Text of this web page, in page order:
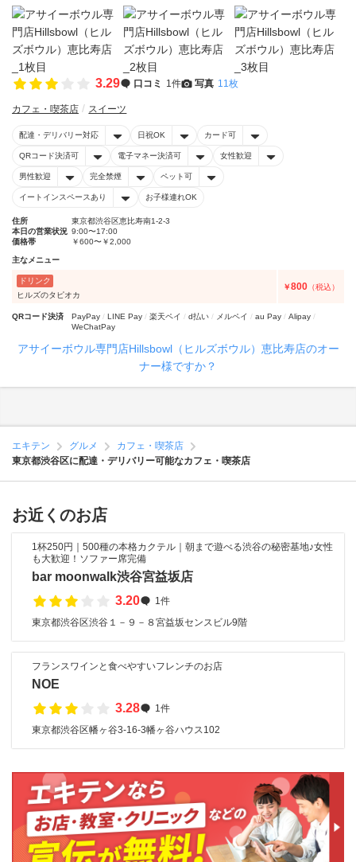
3.29 口コミ 1件 写真 11枚
カフェ・喫茶店 スイーツ
配達・デリバリー対応 日祝OK カード可
QRコード決済可 電子マネー決済可 女性歓迎
男性歓迎 完全禁煙 ペット可
イートインスペースあり お子様連れOK
住所
東京都渋谷区恵比寿南1-2-3
本日の営業状況 9:00〜17:00
価格帯
￥600〜￥2,000
主なメニュー
ドリンク
ヒルズのタピオカ
￥800 （税込）
QRコード決済 PayPay LINE Pay 楽天ペイ d払い メルペイ au Pay
Alipay
WeChatPay
アサイーボウル専門店Hillsbowl（ヒルズボウル）恵比寿店のオー
ナー様ですか？
エキテン グルメ
カフェ・喫茶店
東京都渋谷区に配達・デリバリー可能なカフェ・喫茶店
お近くのお店
1杯250円｜500種の本格カクテル｜朝まで遊べる渋谷の秘密基地♪女性
も大歓迎！ソファー席完備
bar moonwalk渋谷宮益坂店
3.20
1件
東京都渋谷区渋谷１－９－８宮益坂センスビル9階
フランスワインと食べやすいフレンチのお店
NOE
3.28
1件
東京都渋谷区幡ヶ谷3-16-3幡ヶ谷ハウス102